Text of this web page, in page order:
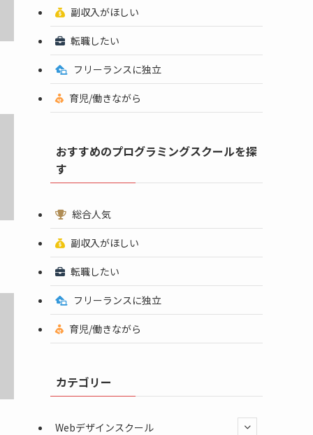
副収入がほしい
転職したい
フリーランスに独立
育児/働きながら
おすすめのプログラミングスクールを探
す
総合人気
副収入がほしい
転職したい
フリーランスに独立
育児/働きながら
カテゴリー
Webデザインスクール